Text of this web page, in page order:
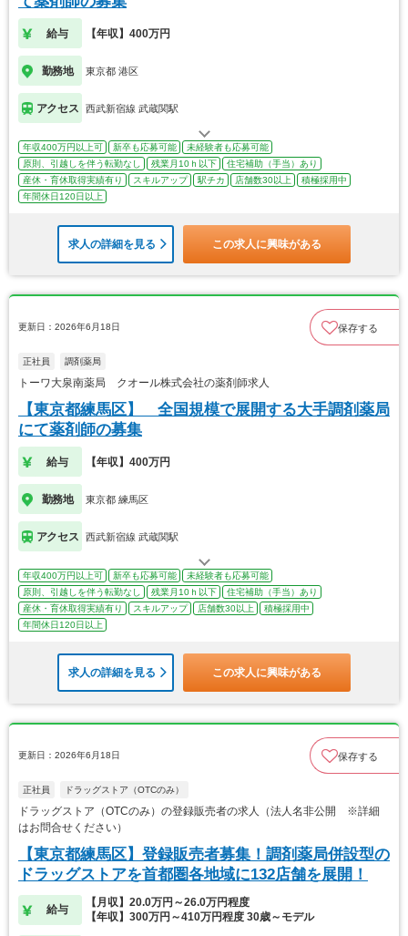
給与 【年収】400万円
勤務地 東京都 港区
アクセス 西武新宿線 武蔵関駅
年収400万円以上可 新卒も応募可能
未経験者も応募可能
原則、引越しを伴う転勤なし
残業月10ｈ以下
住宅補助（手当）あり
産休・育休取得実績有り
スキルアップ 駅チカ 店舗数30以上
積極採用中
年間休日120日以上
求人の詳細を見る この求人に興味がある
更新日：2026年6月18日 保存する
正社員 調剤薬局
トーワ大泉南薬局 クオール株式会社の薬剤師求人
【東京都練馬区】 全国規模で展開する大手調剤薬局
にて薬剤師の募集
給与 【年収】400万円
勤務地 東京都 練馬区
アクセス 西武新宿線 武蔵関駅
年収400万円以上可 新卒も応募可能
未経験者も応募可能
原則、引越しを伴う転勤なし
残業月10ｈ以下
住宅補助（手当）あり
産休・育休取得実績有り
スキルアップ 店舗数30以上
積極採用中
年間休日120日以上
求人の詳細を見る この求人に興味がある
更新日：2026年6月18日 保存する
正社員 ドラッグストア（OTCのみ）
ドラッグストア（OTCのみ）の登録販売者の求人（法人名非公開 ※詳細
はお問合せください）
【東京都練馬区】登録販売者募集！調剤薬局併設型の
ドラッグストアを首都圏各地域に132店舗を展開！
給与
【月収】20.0万円～26.0万円程度
【年収】300万円～410万円程度 30歳～モデル